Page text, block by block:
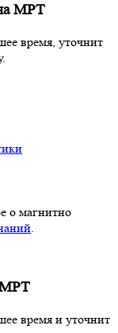
МРТ
время, уточнит
о магнитно
МРТ
время и уточнит